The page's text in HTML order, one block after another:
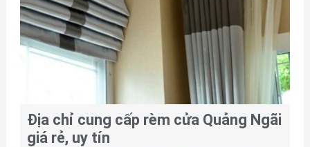
Địa chỉ cung cấp rèm cửa Quảng Ngãi
giá rẻ, uy tín